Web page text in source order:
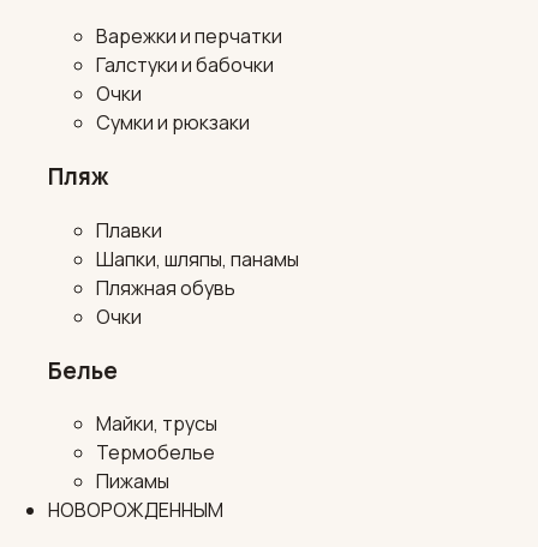
Варежки и перчатки
Галстуки и бабочки
Очки
Сумки и рюкзаки
Пляж
Плавки
Шапки, шляпы, панамы
Пляжная обувь
Очки
Белье
Майки, трусы
Термобелье
Пижамы
НОВОРОЖДЕННЫМ